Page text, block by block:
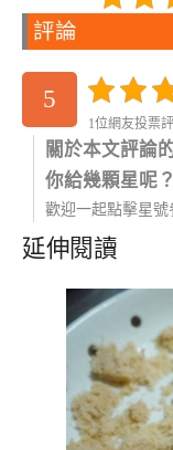
評論
5
1位網友投票
關於本文評論
你給幾顆星呢？
歡迎一起點擊星號
延伸閱讀